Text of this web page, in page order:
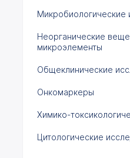
Микробиологические
Неорганические
микроэлементы
Общеклинические
Онкомаркеры
Химико-
Цитологические